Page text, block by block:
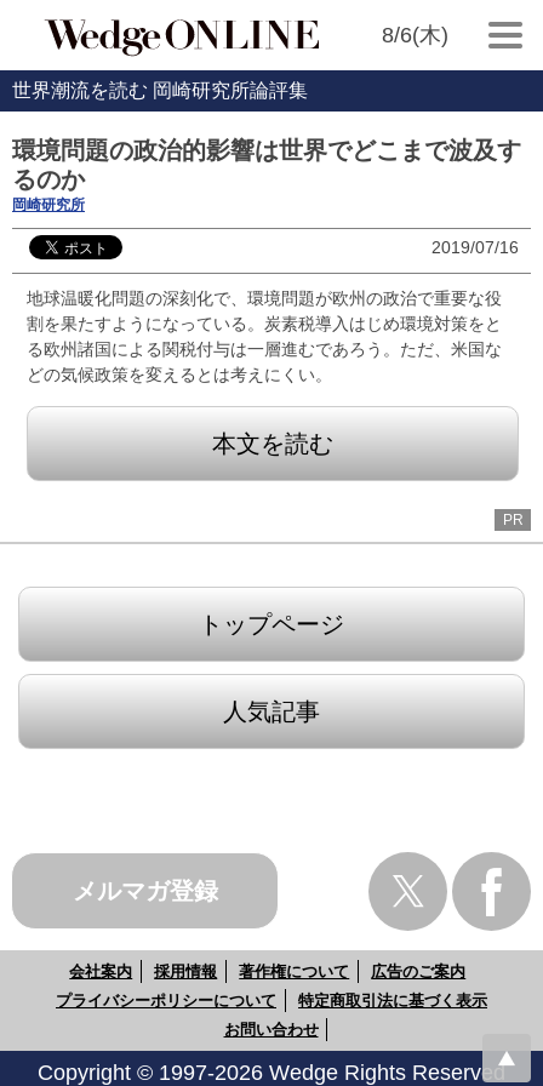
8/6(木)
世界潮流を読む 岡崎研究所論評集
環境問題の政治的影響は世界でどこまで波及す
るのか
岡崎研究所
2019/07/16
地球温暖化問題の深刻化で、環境問題が欧州の政治で重要な役
割を果たすようになっている。炭素税導入はじめ環境対策をと
る欧州諸国による関税付与は一層進むであろう。ただ、米国な
どの気候政策を変えるとは考えにくい。
本文を読む
PR
トップページ
人気記事
メルマガ登録
会社案内 採用情報 著作権について
広告のご案内
プライバシーポリシーについて
特定商取引法に基づく表示
お問い合わせ
Copyright © 1997-2026 Wedge Rights Reserved